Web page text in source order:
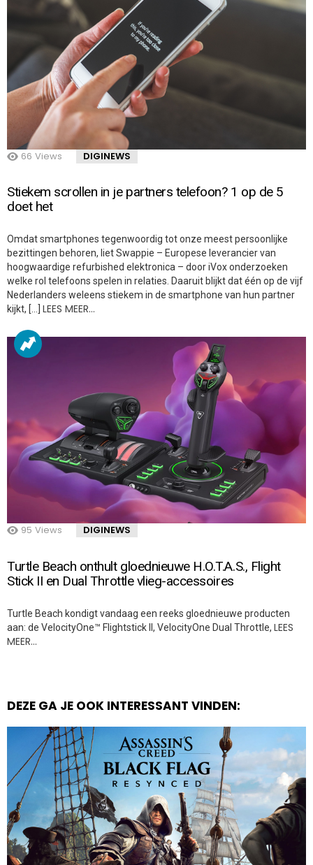
66 Views DIGINEWS
Stiekem scrollen in je partners telefoon? 1 op de 5
doet het
Omdat smartphones tegenwoordig tot onze meest persoonlijke
bezittingen behoren, liet Swappie – Europese leverancier van
hoogwaardige refurbished elektronica – door iVox onderzoeken
welke rol telefoons spelen in relaties. Daaruit blijkt dat één op de vijf
Nederlanders weleens stiekem in de smartphone van hun partner
kijkt, […] LEES MEER…
95 Views DIGINEWS
Turtle Beach onthult gloednieuwe H.O.T.A.S., Flight
Stick II en Dual Throttle vlieg-accessoires
Turtle Beach kondigt vandaag een reeks gloednieuwe producten
aan: de VelocityOne™ Flightstick II, VelocityOne Dual Throttle, LEES
MEER…
DEZE GA JE OOK INTERESSANT VINDEN: